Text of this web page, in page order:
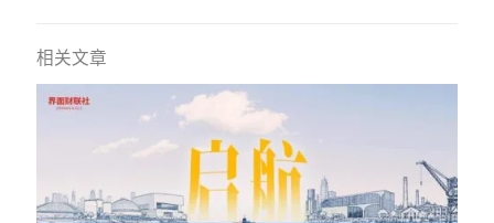
相关文章